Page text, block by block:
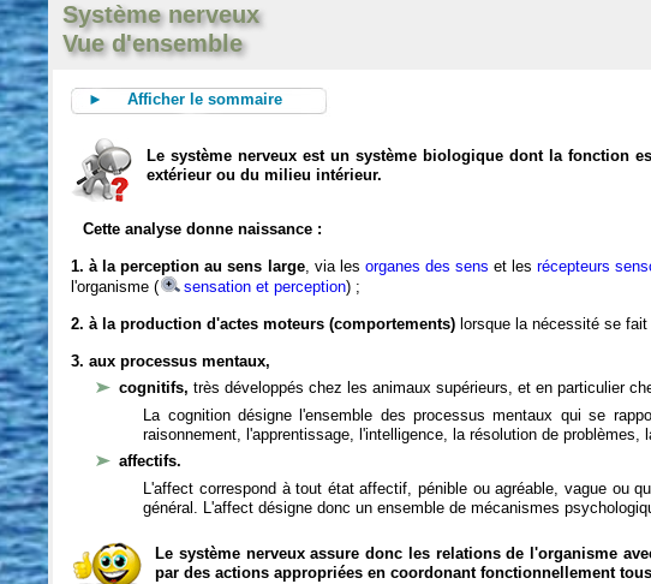
Système nerveux
Vue d'ensemble
► Afficher le sommaire
Le système nerveux est un système biologique dont la fonction
extérieur ou du milieu intérieur.
Cette analyse donne naissance :
1. à la perception au sens large, via les organes des sens et les récepteurs
l'organisme (
sensation et perception) ;
2. à la production d'actes moteurs (comportements) lorsque la nécessité se
3. aux processus mentaux,
cognitifs,très développés chez les animaux supérieurs, et en particulier
La cognition désigne l'ensemble des processus mentaux qui se
raisonnement, l'apprentissage, l'intelligence, la résolution de
affectifs.
L'affect correspond à tout état affectif, pénible ou agréable, vague ou
général. L'affect désigne donc un ensemble de mécanismes
Le système nerveux assure donc les relations de l'organisme
par des actions appropriées en coordonant fonctionnellement